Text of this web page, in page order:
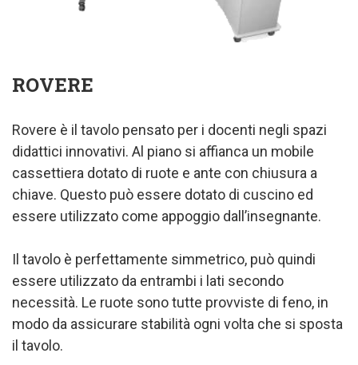
ROVERE
Rovere è il tavolo pensato per i docenti negli spazi
didattici innovativi. Al piano si affianca un mobile
cassettiera dotato di ruote e ante con chiusura a
chiave. Questo può essere dotato di cuscino ed
essere utilizzato come appoggio dall’insegnante.
Il tavolo è perfettamente simmetrico, può quindi
essere utilizzato da entrambi i lati secondo
necessità. Le ruote sono tutte provviste di feno, in
modo da assicurare stabilità ogni volta che si sposta
il tavolo.